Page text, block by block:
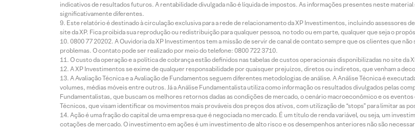
indicativos de resultados futuros. A rentabilidade divulgada não é líquida de impostos. As informações presentes neste material
significativamente diferentes.
Este relatório é destinado à circulação exclusiva para a rede de relacionamento da XP Investimentos, incluindo assessores
site da XP. Fica proibida sua reprodução ou redistribuição para qualquer pessoa, no todo ou em parte, qualquer que seja o
0800 77 20202. A Ouvidoria da XP Investimentos tem a missão de servir de canal de contato sempre que os clientes que
problemas. O contato pode ser realizado por meio do telefone: 0800 722 3710.
O custo da operação e a política de cobrança estão definidos nas tabelas de custos operacionais disponibilizadas no site da
A XP Investimentos se exime de qualquer responsabilidade por quaisquer prejuízos, diretos ou indiretos, que venham a
A Avaliação Técnica e a Avaliação de Fundamentos seguem diferentes metodologias de análise. A Análise Técnica é
volumes, médias móveis entre outros. Já a Análise Fundamentalista utiliza como informação os resultados divulgados pelas
Fundamentalistas, que buscam os melhores retornos dadas as condições de mercado, o cenário macroeconômico e os
Técnicos, que visam identificar os movimentos mais prováveis dos preços dos ativos, com utilização de “stops” para limitar as
Ação é uma fração do capital de uma empresa que é negociada no mercado. É um título de renda variável, ou seja, um
cotações de mercado. O investimento em ações é um investimento de alto risco e os desempenhos anteriores não são